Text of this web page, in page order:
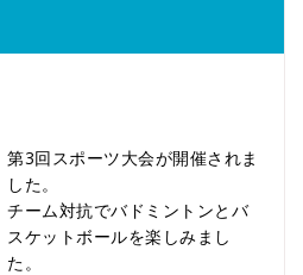
第3回スポーツ大会が開催されま
した。
チーム対抗でバドミントンとバ
スケットボールを楽しみまし
た。